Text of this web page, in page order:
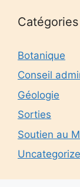
Catégories
Botanique
Conseil
Géologie
Sorties
Soutien au